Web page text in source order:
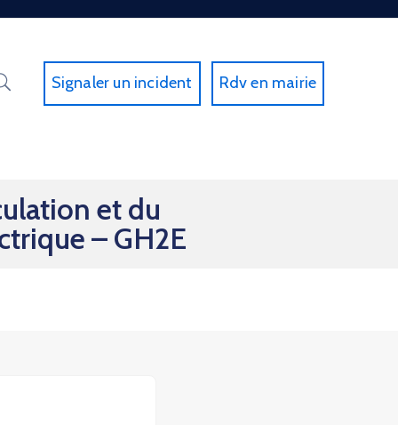
Signaler un incident Rdv en mairie
et du
– GH2E